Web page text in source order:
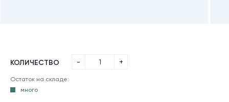
КОЛИЧЕСТВО - +
Остаток на складе:
много